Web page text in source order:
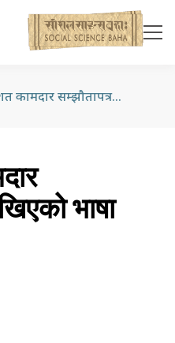
९५ प्रतिशत कामदार सम्झौतापत्रमा लेखिएको भाषा बुझ्दैनन्
भाषा